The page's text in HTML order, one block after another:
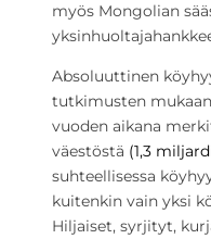
myös Mongolian
Absoluuttinen
tutkimusten
vuoden aikana
väestöstä (1,3
suhteellisessa
kuitenkin vain yksi
Hiljaiset, syrjityt,